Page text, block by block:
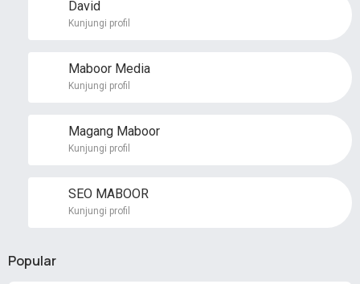
David
Kunjungi profil
Maboor Media
Kunjungi profil
Magang Maboor
Kunjungi profil
SEO MABOOR
Kunjungi profil
Popular